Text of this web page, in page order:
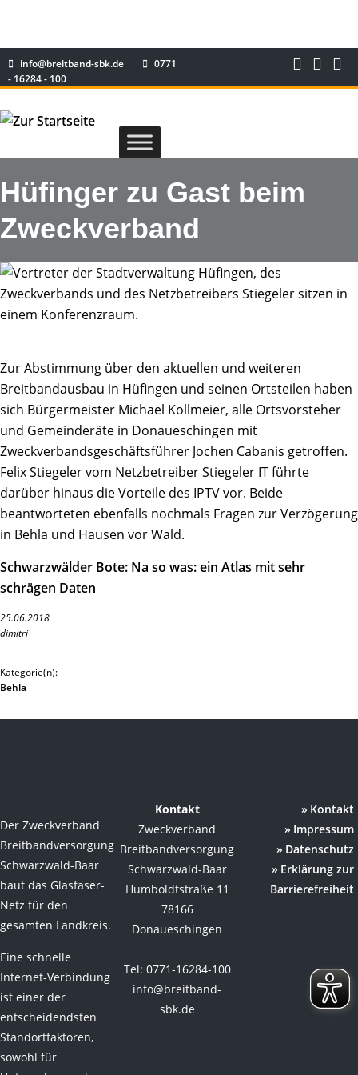
info@breitband-sbk.de
0771
- 16284 - 100
Hüfinger zu Gast beim
Zweckverband
Zur Abstimmung über den aktuellen und weiteren
Breitbandausbau in Hüfingen und seinen Ortsteilen haben
sich Bürgermeister Michael Kollmeier, alle Ortsvorsteher
und Gemeinderäte in Donaueschingen mit
Zweckverbandsgeschäftsführer Jochen Cabanis getroffen.
Felix Stiegeler vom Netzbetreiber Stiegeler IT führte
darüber hinaus die Vorteile des IPTV vor. Beide
beantworteten ebenfalls nochmals Fragen zur Verzögerung
in Behla und Hausen vor Wald.
Schwarzwälder Bote: Na so was: ein Atlas mit sehr
schrägen Daten
25.06.2018
dimitri
Kategorie(n):
Behla
Der Zweckverband
Breitbandversorgung
Schwarzwald-Baar
baut das Glasfaser-
Netz für den
gesamten Landkreis.
Eine schnelle
Internet-Verbindung
ist einer der
entscheidendsten
Standortfaktoren,
sowohl für
Kontakt
Zweckverband
Breitbandversorgung
Schwarzwald-Baar
Humboldtstraße 11
78166
Donaueschingen
Tel: 0771-16284-100
info@breitband-
sbk.de
Kontakt
Impressum
Datenschutz
Erklärung zur
Barrierefreiheit